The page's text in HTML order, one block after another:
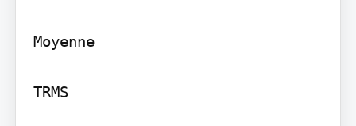
Moyenne
TRMS